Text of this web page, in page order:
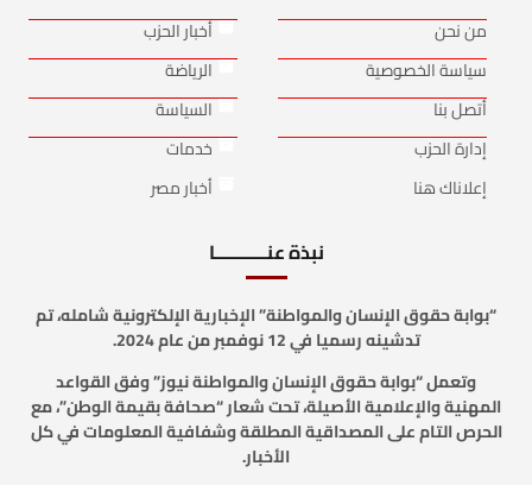
من نحن
سياسة الخصوصية
أتصل بنا
إدارة الحزب
إعلاناك هنا
أخبار الحزب
الرياضة
السياسة
خدمات
أخبار مصر
نبذة عنـــــــــــا
“بوابة حقوق الإنسان والمواطنة” الإخبارية الإلكترونية شامله، تم
تدشينه رسميا في 12 نوفمبر من عام 2024.
وتعمل “بوابة حقوق الإنسان والمواطنة نيوز” وفق القواعد
المهنية والإعلامية الأصيلة، تحت شعار “صحافة بقيمة الوطن”، مع
الحرص التام على المصداقية المطلقة وشفافية المعلومات في كل
الأخبار.